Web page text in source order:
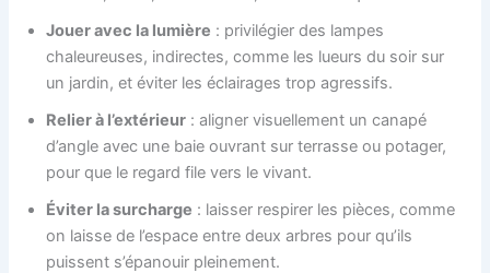
Jouer avec la lumière : privilégier des lampes
chaleureuses, indirectes, comme les lueurs du soir sur
un jardin, et éviter les éclairages trop agressifs.
Relier à l’extérieur : aligner visuellement un canapé
d’angle avec une baie ouvrant sur terrasse ou potager,
pour que le regard file vers le vivant.
Éviter la surcharge : laisser respirer les pièces, comme
on laisse de l’espace entre deux arbres pour qu’ils
puissent s’épanouir pleinement.